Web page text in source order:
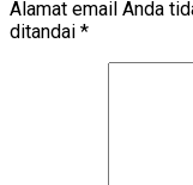
Alamat email Anda
ditandai *